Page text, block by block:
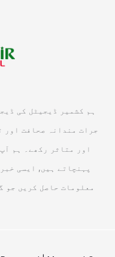
ہم کشمیر ڈیجیٹل کی
جرات مندانہ صحافت اور
اور متاثر رکھے۔ ہم
پہنچاتے ہیں, ایسی
معلومات حاصل کریں جو